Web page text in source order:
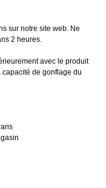
sur notre site web. Ne
2 heures.
avec le produit
de gonflage du